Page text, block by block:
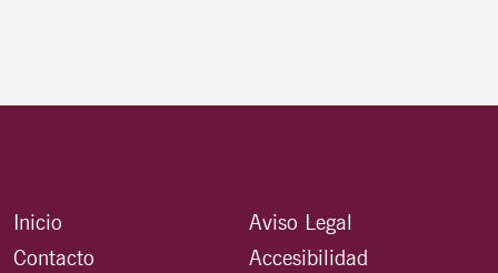
Inicio
Contacto
Aviso Legal
Accesibilidad